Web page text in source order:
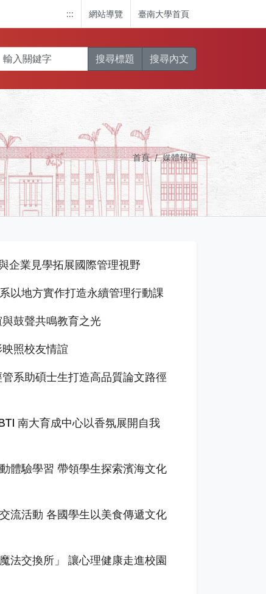
::: 網站導覽 臺南大學首頁
搜尋標題 搜尋內文
首頁 媒體報導
企業見學拓展國際管理視野
以地方實作打造永續管理行動課
鼓聲共鳴教育之光
照校友情誼
系助碩士生打造高品質論文路徑
南大育成中心以香氛展開自我
體驗學習 帶領學生探索濱海文化
流活動 各國學生以美食傳遞文化
法交換所」 讓心理健康走進校園